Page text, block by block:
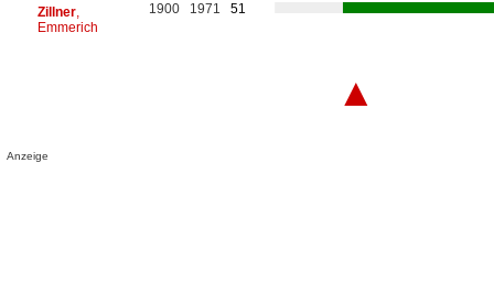
Zillner,
Emmerich
1900 1971 51
▲
Anzeige